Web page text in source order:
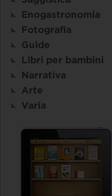
Enogastronomia
Fotografia
Guide
Libri per bambini
Narrativa
Arte
Varia